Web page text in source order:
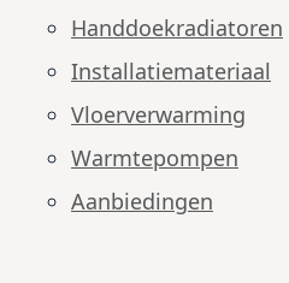
Handdoekradiatoren
Installatiemateriaal
Vloerverwarming
Warmtepompen
Aanbiedingen